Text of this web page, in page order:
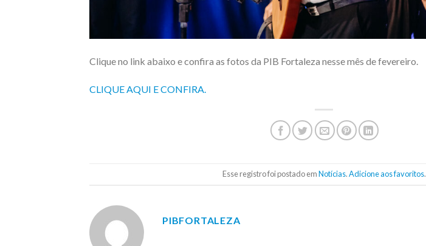
Clique no link abaixo e confira as fotos da PIB Fortaleza nesse mês de fevereiro.
CLIQUE AQUI E CONFIRA.
Esse registro foi postado emNotícias.Adicione aos favoritos.
PIBFORTALEZA